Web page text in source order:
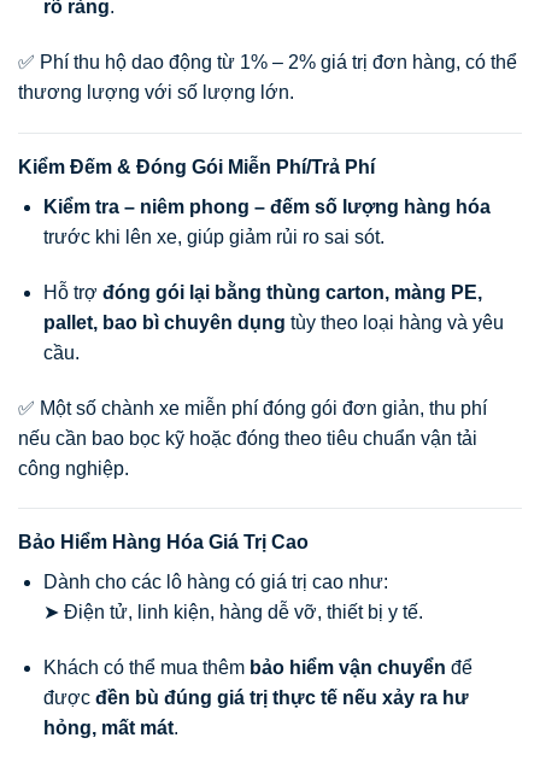
rõ ràng.
✅ Phí thu hộ dao động từ 1% – 2% giá trị đơn hàng, có thể
thương lượng với số lượng lớn.
Kiểm Đếm & Đóng Gói Miễn Phí/Trả Phí
Kiểm tra – niêm phong – đếm số lượng hàng hóa
trước khi lên xe, giúp giảm rủi ro sai sót.
Hỗ trợ đóng gói lại bằng thùng carton, màng PE,
pallet, bao bì chuyên dụng tùy theo loại hàng và yêu
cầu.
✅ Một số chành xe miễn phí đóng gói đơn giản, thu phí
nếu cần bao bọc kỹ hoặc đóng theo tiêu chuẩn vận tải
công nghiệp.
Bảo Hiểm Hàng Hóa Giá Trị Cao
Dành cho các lô hàng có giá trị cao như:
➤ Điện tử, linh kiện, hàng dễ vỡ, thiết bị y tế.
Khách có thể mua thêm bảo hiểm vận chuyển để
được đền bù đúng giá trị thực tế nếu xảy ra hư
hỏng, mất mát.